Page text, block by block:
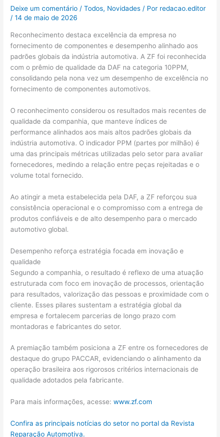
Deixe um comentário /Todos, Novidades / Por redacao.editor
/14 de maio de 2026
Reconhecimento destaca excelência da empresa no
fornecimento de componentes e desempenho alinhado aos
padrões globais da indústria automotiva. A ZF foi reconhecida
com o prêmio de qualidade da DAF na categoria 10PPM,
consolidando pela nona vez um desempenho de excelência no
fornecimento de componentes automotivos.
O reconhecimento considerou os resultados mais recentes de
qualidade da companhia, que manteve índices de
performance alinhados aos mais altos padrões globais da
indústria automotiva. O indicador PPM (partes por milhão) é
uma das principais métricas utilizadas pelo setor para avaliar
fornecedores, medindo a relação entre peças rejeitadas e o
volume total fornecido.
Ao atingir a meta estabelecida pela DAF, a ZF reforçou sua
consistência operacional e o compromisso com a entrega de
produtos confiáveis e de alto desempenho para o mercado
automotivo global.
Desempenho reforça estratégia focada em inovação e
qualidade
Segundo a companhia, o resultado é reflexo de uma atuação
estruturada com foco em inovação de processos, orientação
para resultados, valorização das pessoas e proximidade com o
cliente. Esses pilares sustentam a estratégia global da
empresa e fortalecem parcerias de longo prazo com
montadoras e fabricantes do setor.
A premiação também posiciona a ZF entre os fornecedores de
destaque do grupo PACCAR, evidenciando o alinhamento da
operação brasileira aos rigorosos critérios internacionais de
qualidade adotados pela fabricante.
Para mais informações, acesse:www.zf.com
Confira as principais notícias do setor no portal da Revista
Reparação Automotiva.